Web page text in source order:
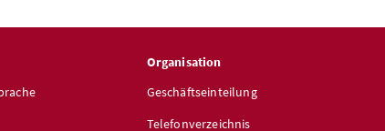
Organisation
Geschäftseinteilung
Telefonverzeichnis